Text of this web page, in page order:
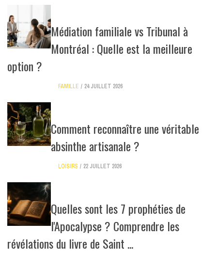
Médiation familiale vs Tribunal à
Montréal : Quelle est la meilleure
option ?
FAMILLE 24 JUILLET 2026
Comment reconnaître une véritable
absinthe artisanale ?
LOISIRS 22 JUILLET 2026
Quelles sont les 7 prophéties de
l'Apocalypse ? Comprendre les
révélations du livre de Saint ...